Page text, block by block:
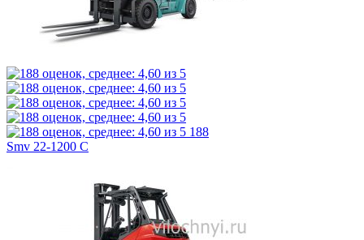
188
Smv 22-1200 C